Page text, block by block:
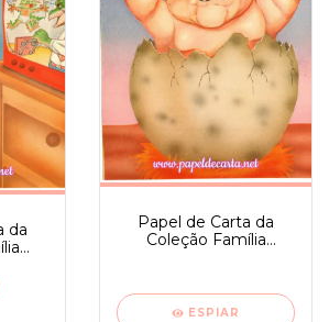
da
Papel de Carta da
Coleção Família
ESPIAR